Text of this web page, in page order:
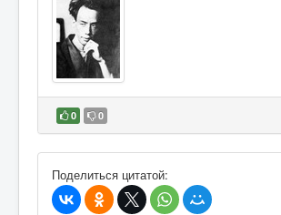
0 0
В избранное
Поделиться цитатой: